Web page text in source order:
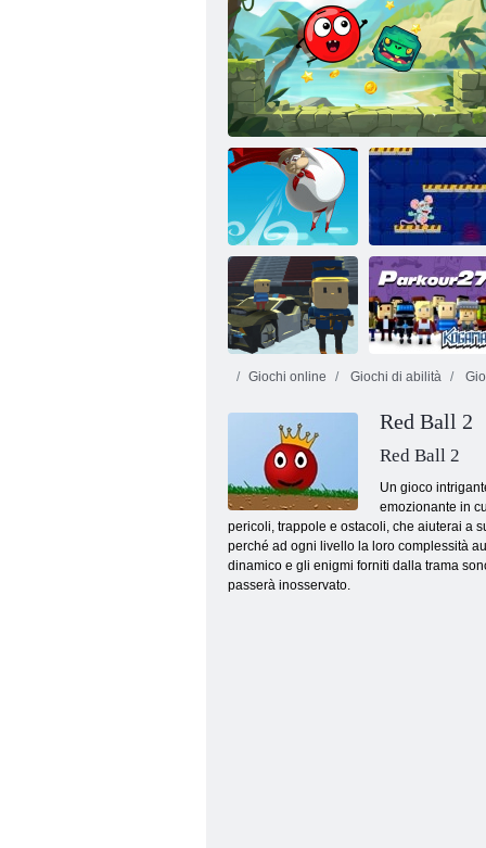
Eroe Rosso 2
Pompino Scacchi Lab
Kogama!!
Kogama:
Parkour 27
Giochi online Giochi di abilità
Red Ball 2
Red Ball 2
Un gioco
emozionante in
pericoli, trappole e ostacoli, che aiuterai a
perché ad ogni livello la loro complessità
dinamico e gli enigmi forniti dalla trama
passerà inosservato.